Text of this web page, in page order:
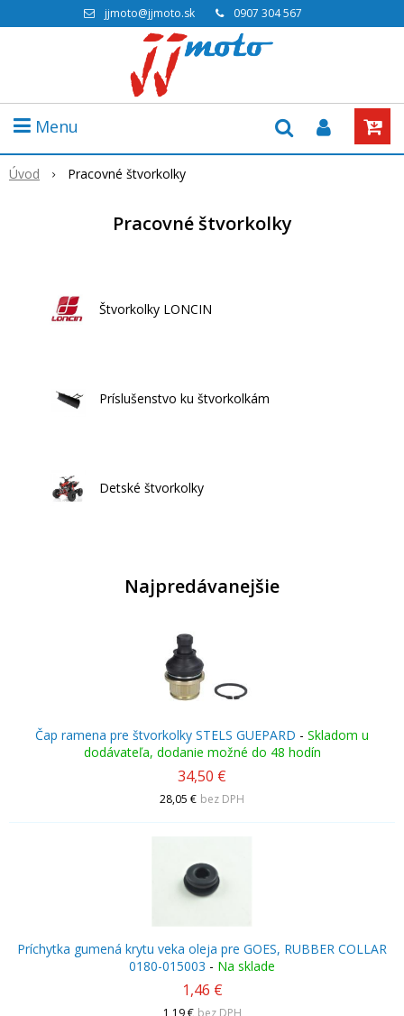
jjmoto@jjmoto.sk 0907 304 567
Menu
Úvod Pracovné štvorkolky
Pracovné štvorkolky
Štvorkolky LONCIN
Príslušenstvo ku štvorkolkám
Detské štvorkolky
Najpredávanejšie
Čap ramena pre štvorkolky STELS GUEPARD - Skladom u
dodávateľa, dodanie možné do 48 hodín
34,50 €
28,05 € bez DPH
Príchytka gumená krytu veka oleja pre GOES, RUBBER COLLAR
0180-015003 - Na sklade
1,46 €
1,19 € bez DPH